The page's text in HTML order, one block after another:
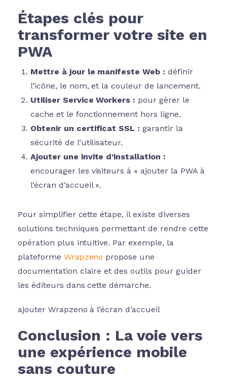
Étapes clés pour
transformer votre site en
PWA
Mettre à jour le manifeste Web : définir
l’icône, le nom, et la couleur de lancement.
Utiliser Service Workers : pour gérer le
cache et le fonctionnement hors ligne.
Obtenir un certificat SSL : garantir la
sécurité de l’utilisateur.
Ajouter une invite d’installation :
encourager les visiteurs à « ajouter la PWA à
l’écran d’accueil ».
Pour simplifier cette étape, il existe diverses
solutions techniques permettant de rendre cette
opération plus intuitive. Par exemple, la
plateforme Wrapzeno propose une
documentation claire et des outils pour guider
les éditeurs dans cette démarche.
ajouter Wrapzeno à l’écran d’accueil
Conclusion : La voie vers
une expérience mobile
sans couture